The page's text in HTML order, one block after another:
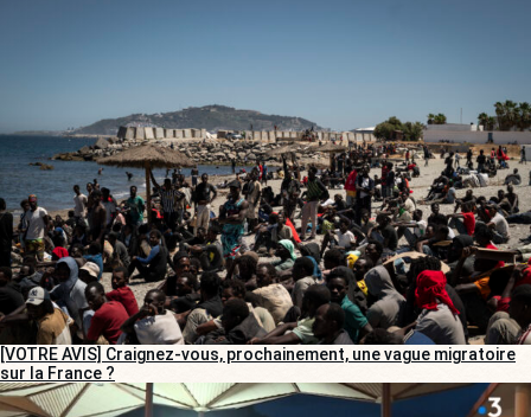
[VOTRE AVIS] Craignez-vous, prochainement, une vague migratoire
sur la France ?